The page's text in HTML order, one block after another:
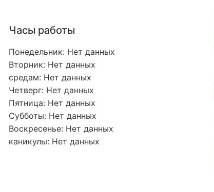
Часы работы
Понедельник: Нет данных
Вторник: Нет данных
средам: Нет данных
Четверг: Нет данных
Пятница: Нет данных
Субботы: Нет данных
Воскресенье: Нет данных
каникулы: Нет данных